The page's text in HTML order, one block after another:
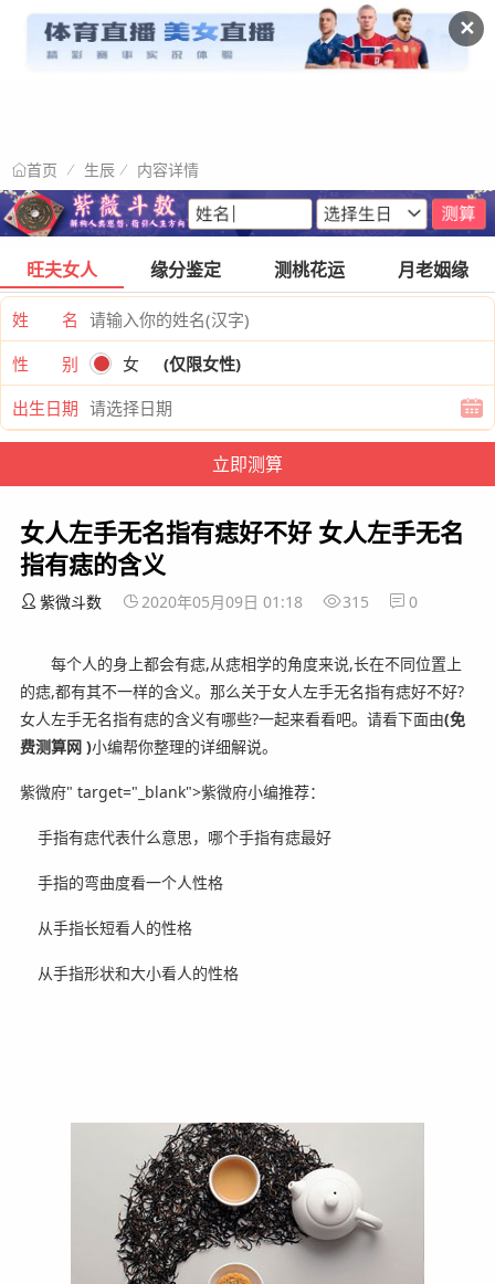
✕
首页 生辰 内容详情
旺夫女人 缘分鉴定 测桃花运 月老姻缘
姓 名
性 别
女
(仅限女性)
出生日期
女人左手无名指有痣好不好 女人左手无名
指有痣的含义
紫微斗数 2020年05月09日 01:18 315 0
每个人的身上都会有痣,从痣相学的角度来说,长在不同位置上
的痣,都有其不一样的含义。那么关于女人左手无名指有痣好不好?
女人左手无名指有痣的含义有哪些?一起来看看吧。 请看下面由(免
费测算网 )小编帮你整理的详细解说。
紫微府" target="_blank">紫微府小编推荐：
手指有痣代表什么意思，哪个手指有痣最好
手指的弯曲度看一个人性格
从手指长短看人的性格
从手指形状和大小看人的性格